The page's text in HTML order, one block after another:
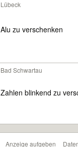
Lübeck
Alu zu verschenken
Bad Schwartau
Zahlen blinkend zu
Anzeige aufgeben